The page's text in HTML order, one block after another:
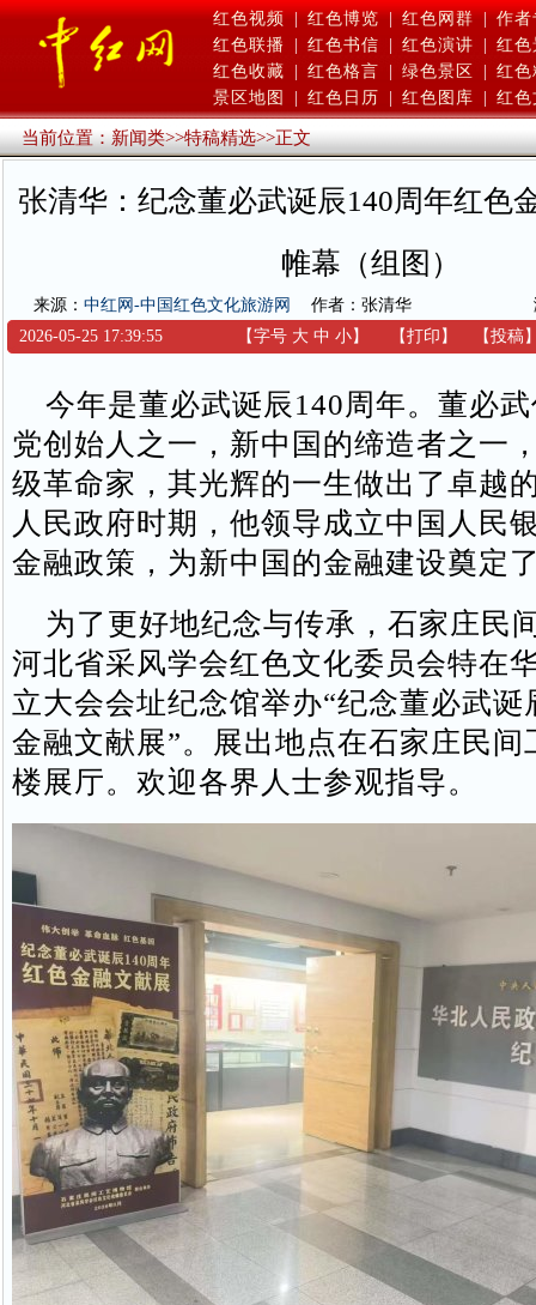
红色视频 | 红色博览 | 红色网群 | 作者
红色联播
红色书信 红色演讲
红色
红色收藏
红色格言 绿色景区
红色
景区地图
红色日历 红色图库 红色
当前位置：新闻类>>特稿精选>>正文
张清华：纪念董必武诞辰140周年红色
帷幕（组图）
来源： 中红网-中国红色文化旅游网 作者：张清华
2026-05-25 17:39:55
【字号 大 中 小】 【打印 】 【投稿
今年是董必武诞辰140周年。董必
党创始人之一，新中国的缔造者之一
级革命家，其光辉的一生做出了卓越
人民政府时期，他领导成立中国人民
金融政策，为新中国的金融建设奠定
为了更好地纪念与传承，石家庄民
河北省采风学会红色文化委员会特在
立大会会址纪念馆举办“纪念董必武诞
金融文献展”。展出地点在石家庄民间
楼展厅。欢迎各界人士参观指导。